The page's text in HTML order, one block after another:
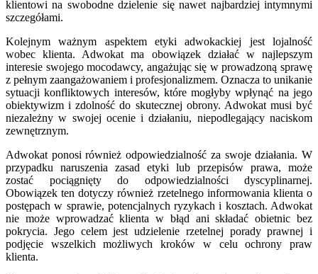
klientowi na swobodne dzielenie się nawet najbardziej intymnymi
szczegółami.
Kolejnym ważnym aspektem etyki adwokackiej jest lojalność
wobec klienta. Adwokat ma obowiązek działać w najlepszym
interesie swojego mocodawcy, angażując się w prowadzoną sprawę
z pełnym zaangażowaniem i profesjonalizmem. Oznacza to unikanie
sytuacji konfliktowych interesów, które mogłyby wpłynąć na jego
obiektywizm i zdolność do skutecznej obrony. Adwokat musi być
niezależny w swojej ocenie i działaniu, niepodlegający naciskom
zewnętrznym.
Adwokat ponosi również odpowiedzialność za swoje działania. W
przypadku naruszenia zasad etyki lub przepisów prawa, może
zostać pociągnięty do odpowiedzialności dyscyplinarnej.
Obowiązek ten dotyczy również rzetelnego informowania klienta o
postępach w sprawie, potencjalnych ryzykach i kosztach. Adwokat
nie może wprowadzać klienta w błąd ani składać obietnic bez
pokrycia. Jego celem jest udzielenie rzetelnej porady prawnej i
podjęcie wszelkich możliwych kroków w celu ochrony praw
klienta.